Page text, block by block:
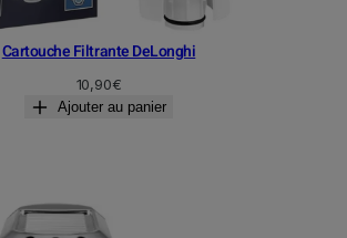
Cartouche Filtrante DeLonghi
10,90€
Ajouter au panier